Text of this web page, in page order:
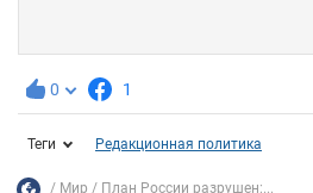
0 1
Теги Редакционная политика
Мир План России разрушен:...